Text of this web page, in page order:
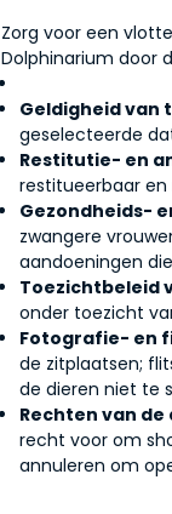
Zorg voor een
Dolphinarium door
Geldigheid van
geselecteerde
Restitutie- en
restitueerbaar
Gezondheids-
zwangere
aandoeningen
Toezichtbeleid
onder toezicht
Fotografie- en
de zitplaatsen;
de dieren niet te
Rechten van
recht voor om
annuleren om